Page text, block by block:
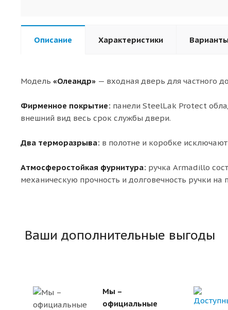
Описание Характеристики
Модель «Олеандр» — входная дверь для частного
Фирменное покрытие: панели SteelLak Protect
внешний вид весь срок службы двери.
Два терморазрыва: в полотне и коробке
Атмосферостойкая фурнитура: ручка Armadillo
механическую прочность и долговечность ручки на
Ваши дополнительные выгоды
Мы –
официальные